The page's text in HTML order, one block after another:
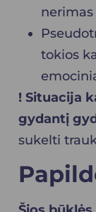
tokios
! Situacija
gydantį
sukelti